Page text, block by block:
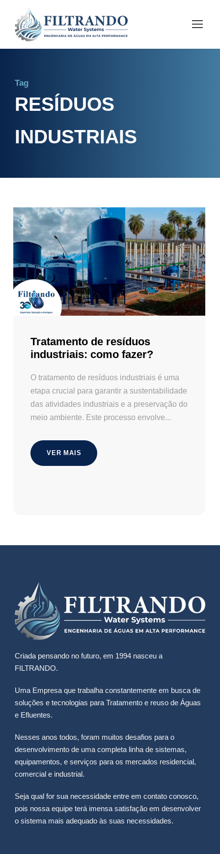
Tag
RESÍDUOS
INDUSTRIAIS
Tratamento de resíduos
industriais: como fazer?
O tratamento de resíduos industriais é uma
etapa crucial para garantir a sustentabilidade
das atividades industriais e a preservação do
meio ambiente. Este processo envolve...
VER MAIS
Criada pensando no futuro, em 1994 nasceu a
FILTRANDO.
Uma Empresa que trabalha constantemente em busca de
soluções e tecnologias para Tratamento e reuso de Águas
e Efluentes.
Nesses anos todos, foram muitos desafios para o
desenvolvimento de uma completa linha de sistemas,
equipamentos, e serviços para os mercados residencial,
comercial e industrial.
Seja qual for sua necessidade entre em contato conosco,
pois nossa equipe terá imensa satisfação em desenvolver
o sistema mais adequado às suas necessidades.